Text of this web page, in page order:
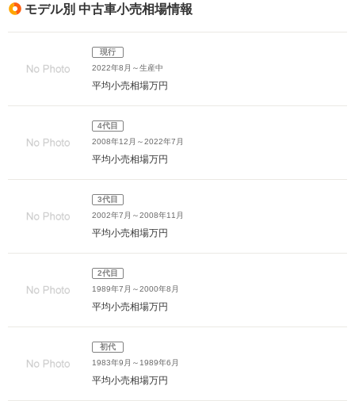
モデル別 中古車小売相場情報
現行
2022年8月～生産中
平均小売相場万円
4代目
2008年12月～2022年7月
平均小売相場万円
3代目
2002年7月～2008年11月
平均小売相場万円
2代目
1989年7月～2000年8月
平均小売相場万円
初代
1983年9月～1989年6月
平均小売相場万円